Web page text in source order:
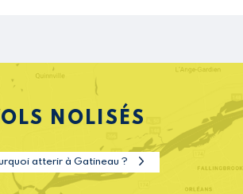
NOLISÉS
atterir à Gatineau ?